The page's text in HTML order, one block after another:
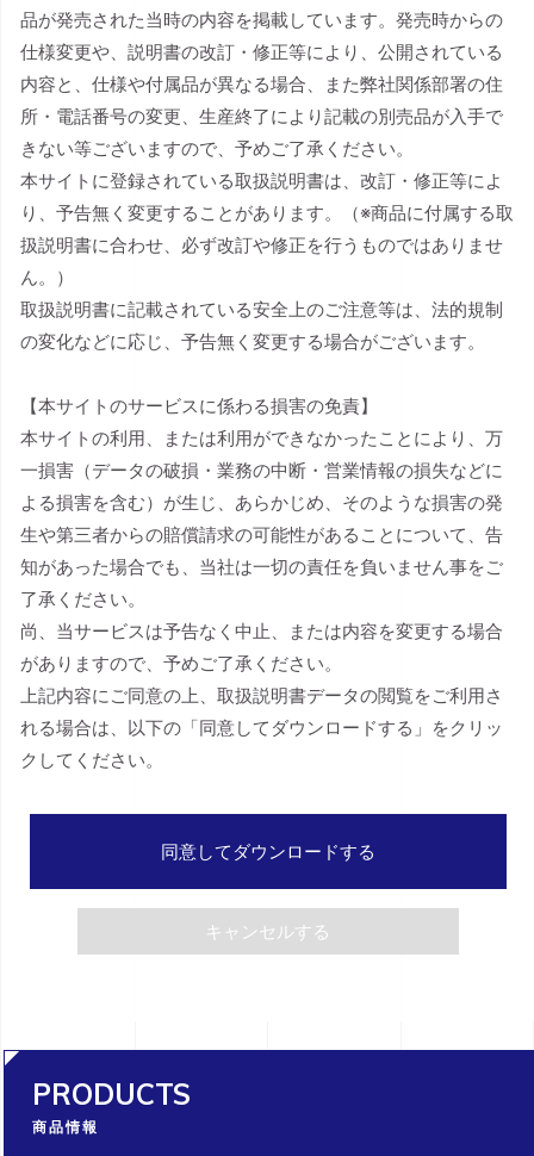
PRODUCTS
商品情報
品が発売された当時の内容を掲載しています。発売時からの
仕様変更や、説明書の改訂・修正等により、公開されている
内容と、仕様や付属品が異なる場合、また弊社関係部署の住
所・電話番号の変更、生産終了により記載の別売品が入手で
きない等ございますので、予めご了承ください。
本サイトに登録されている取扱説明書は、改訂・修正等によ
り、予告無く変更することがあります。（※商品に付属する取
扱説明書に合わせ、必ず改訂や修正を行うものではありませ
ん。）
取扱説明書に記載されている安全上のご注意等は、法的規制
の変化などに応じ、予告無く変更する場合がございます。
【本サイトのサービスに係わる損害の免責】
本サイトの利用、または利用ができなかったことにより、万
一損害（データの破損・業務の中断・営業情報の損失などに
よる損害を含む）が生じ、あらかじめ、そのような損害の発
生や第三者からの賠償請求の可能性があることについて、告
知があった場合でも、当社は一切の責任を負いません事をご
了承ください。
尚、当サービスは予告なく中止、または内容を変更する場合
がありますので、予めご了承ください。
上記内容にご同意の上、取扱説明書データの閲覧をご利用さ
れる場合は、以下の「同意してダウンロードする」をクリッ
クしてください。
同意してダウンロードする
キャンセルする